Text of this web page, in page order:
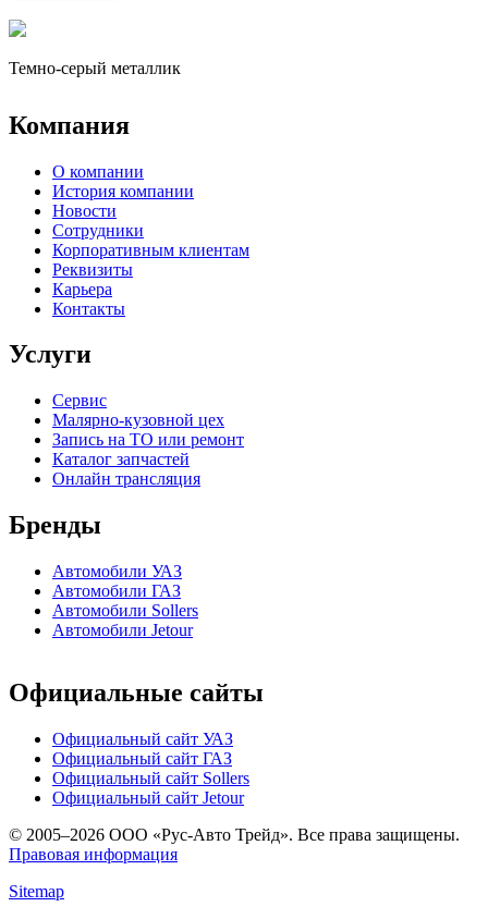
Темно-серый металлик
Компания
О компании
История компании
Новости
Сотрудники
Корпоративным клиентам
Реквизиты
Карьера
Контакты
Услуги
Сервис
Малярно-кузовной цех
Запись на ТО или ремонт
Каталог запчастей
Онлайн трансляция
Бренды
Автомобили УАЗ
Автомобили ГАЗ
Автомобили Sollers
Автомобили Jetour
Официальные сайты
Официальный сайт УАЗ
Официальный сайт ГАЗ
Официальный сайт Sollers
Официальный сайт Jetour
© 2005–2026 ООО «Рус-Авто Трейд». Все права защищены.
Правовая информация
Sitemap